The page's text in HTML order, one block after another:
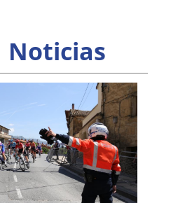
Noticias